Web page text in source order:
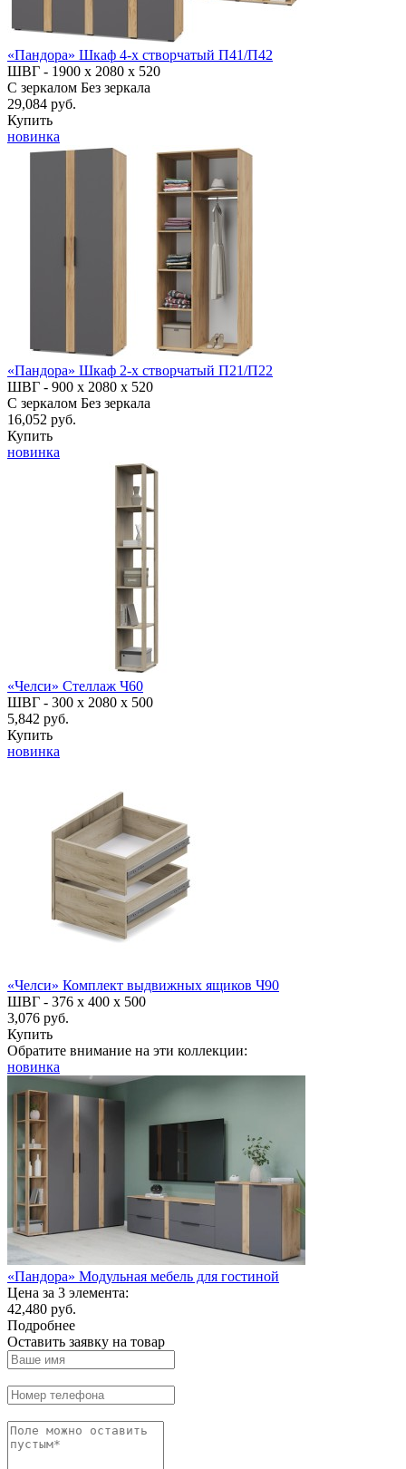
«Пандора» Шкаф 4-х створчатый П41/П42
ШВГ - 1900 х 2080 х 520
С зеркалом Без зеркала
29,084 руб.
Купить
новинка
«Пандора» Шкаф 2-х створчатый П21/П22
ШВГ - 900 х 2080 х 520
С зеркалом Без зеркала
16,052 руб.
Купить
новинка
«Челси» Стеллаж Ч60
ШВГ - 300 х 2080 х 500
5,842 руб.
Купить
новинка
«Челси» Комплект выдвижных ящиков Ч90
ШВГ - 376 х 400 х 500
3,076 руб.
Купить
Обратите внимание на эти коллекции:
новинка
«Пандора» Модульная мебель для гостиной
Цена за 3 элемента:
42,480 руб.
Подробнее
Оставить заявку на товар